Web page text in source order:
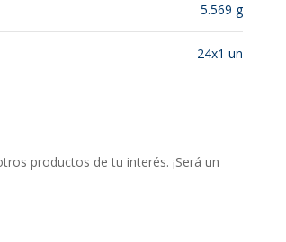
5.569 g
24x1 un
productos de tu interés. ¡Será un